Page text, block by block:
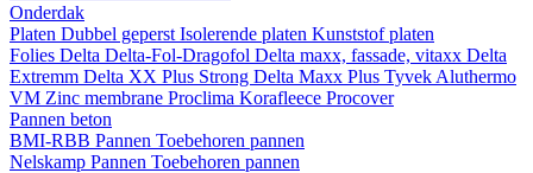
Onderdak
Platen Dubbel geperst Isolerende platen Kunststof platen
Folies Delta Delta-Fol-Dragofol Delta maxx, fassade, vitaxx Delta
Extremm Delta XX Plus Strong Delta Maxx Plus Tyvek Aluthermo
VM Zinc membrane Proclima Korafleece Procover
Pannen beton
BMI-RBB Pannen Toebehoren pannen
Nelskamp Pannen Toebehoren pannen